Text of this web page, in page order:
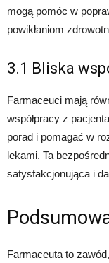
mogą pomóc w
powikłaniom
3.1 Bliska
Farmaceuci mają
współpracy z
porad i pomagać w
lekami. Ta
satysfakcjonująca i
Farmaceuta to